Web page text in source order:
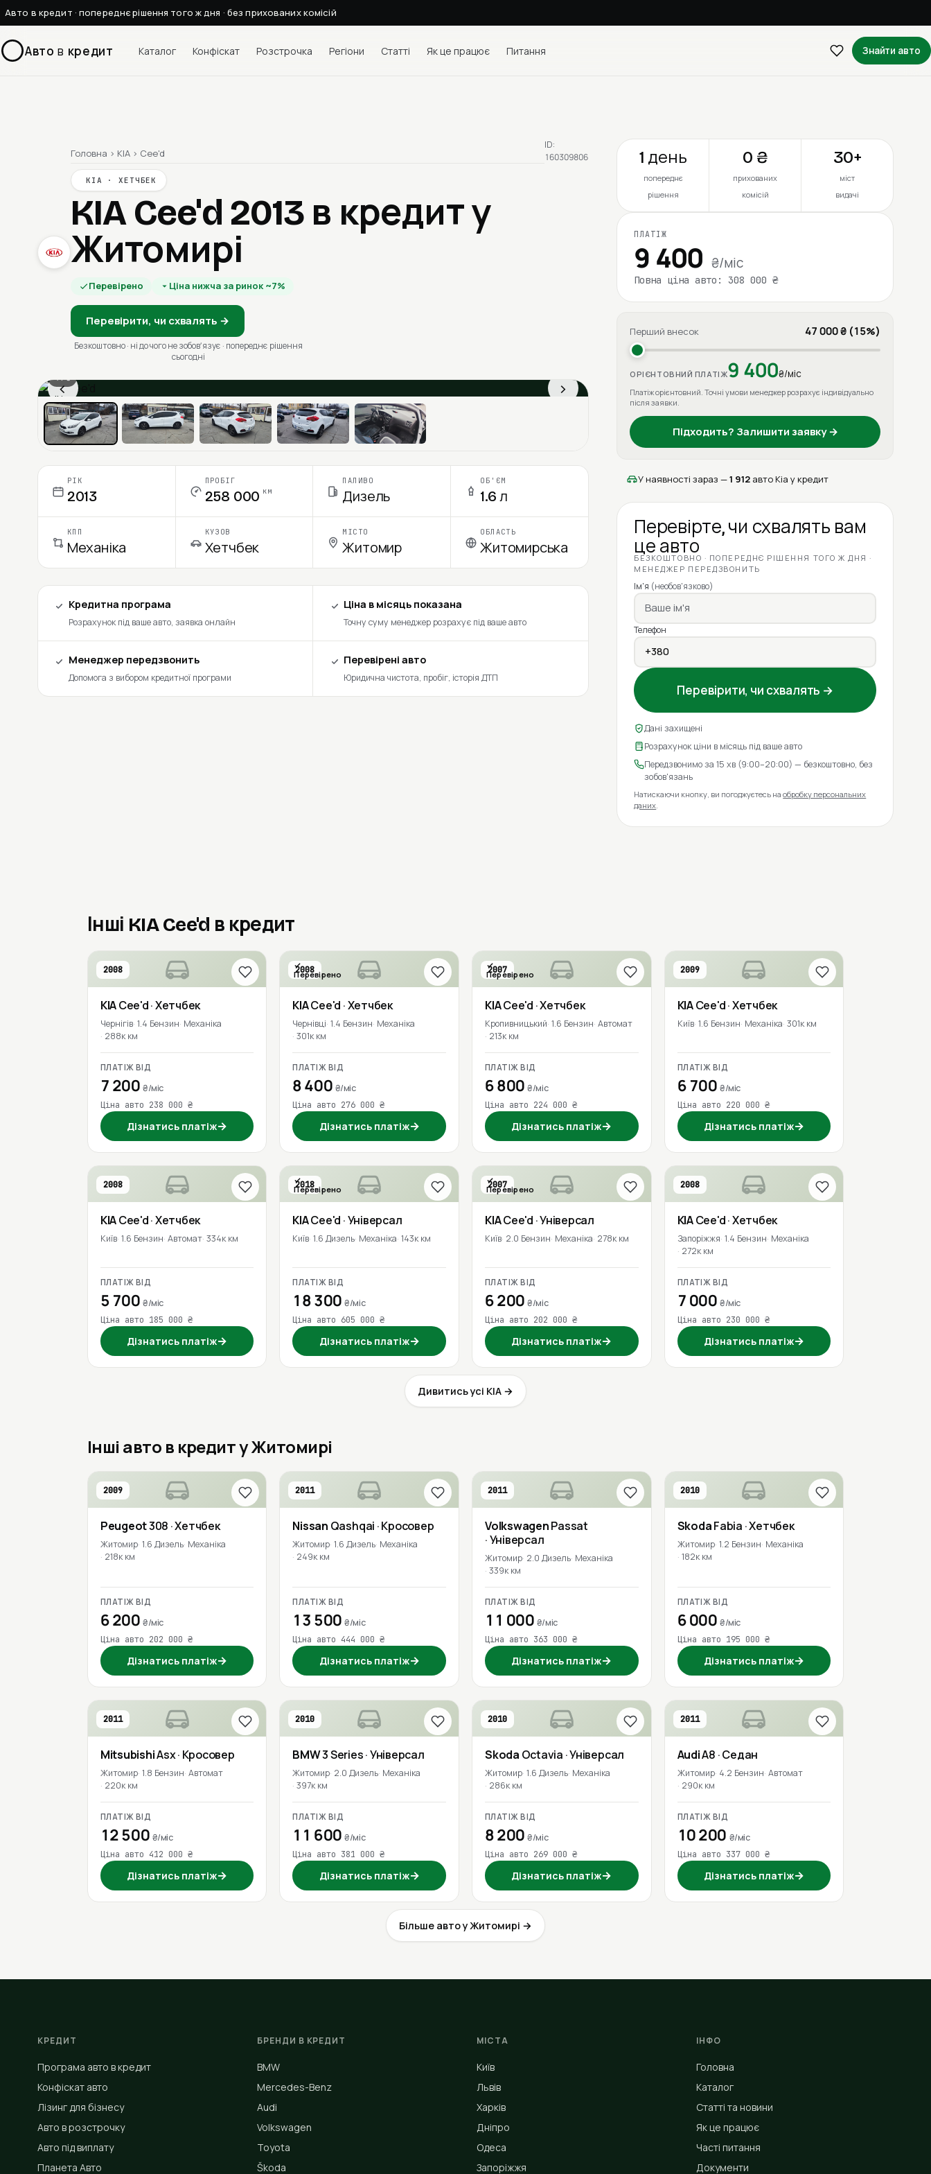
Авто в кредит · попереднє рішення того ж дня · без прихованих комісій
Авто в кредит Каталог Конфіскат Розстрочка Регіони Статті Як це працює Питання Знайти авто
Головна › KIA › Cee'd
KIA · ХЕТЧБЕК
KIA Cee'd 2013 в кредит у
Житомирі
Перевірено Ціна нижча за ринок ~7%
Перевірити, чи схвалять →
Безкоштовно · ні до чого не зобовʼязує · попереднє рішення
сьогодні
ID:
160309806
‹ ›
1 / 6
Ціна в місяць
РІК
2013
ПРОБІГ
258 000 км
ПАЛИВО
Дизель
ОБ'ЄМ
1.6 л
КПП
Механіка
КУЗОВ
Хетчбек
МІСТО
Житомир
ОБЛАСТЬ
Житомирська
Кредитна програма
Розрахунок під ваше авто, заявка онлайн
Ціна в місяць показана
Точну суму менеджер розрахує під ваше авто
Менеджер передзвонить
Допомога з вибором кредитної програми
Перевірені авто
Юридична чистота, пробіг, історія ДТП
1 день
попереднє
рішення
0 ₴
прихованих
комісій
30+
міст
видачі
ПЛАТІЖ
9 400 ₴/міс
Повна ціна авто: 308 000 ₴
Перший внесок 47 000 ₴ (15%)
ОРІЄНТОВНИЙ ПЛАТІЖ9 400₴/міс
Платіж орієнтовний. Точні умови менеджер розрахує індивідуально
після заявки.
Підходить? Залишити заявку →
У наявності зараз —1 912 авто Kia у кредит
Перевірте, чи схвалять вам
це авто
БЕЗКОШТОВНО · ПОПЕРЕДНЄ РІШЕННЯ ТОГО Ж ДНЯ ·
МЕНЕДЖЕР ПЕРЕДЗВОНИТЬ
Ім'я (необов'язково)
Телефон
Перевірити, чи схвалять →
Дані захищені
Розрахунок ціни в місяць під ваше авто
Передзвонимо за 15 хв (9:00–20:00) — безкоштовно, без
зобов'язань
Натискаючи кнопку, ви погоджуєтесь наобробку персональних
даних
Інші KIA Cee'd в кредит
2008
KIACee'd· Хетчбек
Чернігів 1.4 Бензин Механіка
288к км
ПЛАТІЖ ВІД
7 200₴/міс
Ціна авто 238 000 ₴
Дізнатись платіж→
2008
Перевірено
KIACee'd · Хетчбек
Чернівці 1.4 Бензин Механіка
301к км
ПЛАТІЖ ВІД
8 400 ₴/міс
Ціна авто 276 000 ₴
Дізнатись платіж→
2007
Перевірено
KIACee'd · Хетчбек
Кропивницький 1.6 Бензин Автомат
213к км
ПЛАТІЖ ВІД
6 800₴/міс
Ціна авто 224 000 ₴
Дізнатись платіж→
2009
KIACee'd· Хетчбек
Київ 1.6 Бензин Механіка 301к км
ПЛАТІЖ ВІД
6 700 ₴/міс
Ціна авто 220 000 ₴
Дізнатись платіж→
2008
KIACee'd· Хетчбек
Київ 1.6 Бензин Автомат 334к км
ПЛАТІЖ ВІД
5 700₴/міс
Ціна авто 185 000 ₴
Дізнатись платіж→
2018
Перевірено
KIACee'd · Універсал
Київ 1.6 Дизель Механіка 143к км
ПЛАТІЖ ВІД
18 300₴/міс
Ціна авто 605 000 ₴
Дізнатись платіж→
2007
Перевірено
KIACee'd · Універсал
Київ 2.0 Бензин Механіка 278к км
ПЛАТІЖ ВІД
6 200₴/міс
Ціна авто 202 000 ₴
Дізнатись платіж→
2008
KIACee'd· Хетчбек
Запоріжжя 1.4 Бензин Механіка
272к км
ПЛАТІЖ ВІД
7 000 ₴/міс
Ціна авто 230 000 ₴
Дізнатись платіж→
Дивитись усі KIA →
Інші авто в кредит у Житомирі
2009
Peugeot308 · Хетчбек
Житомир 1.6 Дизель Механіка
218к км
ПЛАТІЖ ВІД
6 200₴/міс
Ціна авто 202 000 ₴
Дізнатись платіж→
2011
Nissan Qashqai · Кросовер
Житомир 1.6 Дизель Механіка
249к км
ПЛАТІЖ ВІД
13 500₴/міс
Ціна авто 444 000 ₴
Дізнатись платіж→
2011
VolkswagenPassat
· Універсал
Житомир 2.0 Дизель Механіка
339к км
ПЛАТІЖ ВІД
11 000 ₴/міс
Ціна авто 363 000 ₴
Дізнатись платіж→
2010
SkodaFabia · Хетчбек
Житомир 1.2 Бензин Механіка
182к км
ПЛАТІЖ ВІД
6 000 ₴/міс
Ціна авто 195 000 ₴
Дізнатись платіж→
2011
MitsubishiAsx· Кросовер
Житомир 1.8 Бензин Автомат
220к км
ПЛАТІЖ ВІД
12 500 ₴/міс
Ціна авто 412 000 ₴
Дізнатись платіж→
2010
BMW3 Series· Універсал
Житомир 2.0 Дизель Механіка
397к км
ПЛАТІЖ ВІД
11 600₴/міс
Ціна авто 381 000 ₴
Дізнатись платіж→
2010
Skoda Octavia · Універсал
Житомир 1.6 Дизель Механіка
286к км
ПЛАТІЖ ВІД
8 200₴/міс
Ціна авто 269 000 ₴
Дізнатись платіж→
2011
AudiA8 · Седан
Житомир 4.2 Бензин Автомат
290к км
ПЛАТІЖ ВІД
10 200 ₴/міс
Ціна авто 337 000 ₴
Дізнатись платіж→
Більше авто у Житомирі →
КРЕДИТ
Програма авто в кредит
Конфіскат авто
Лізинг для бізнесу
Авто в розстрочку
Авто під виплату
Планета Авто
БРЕНДИ В КРЕДИТ
BMW
Mercedes-Benz
Audi
Volkswagen
Toyota
Škoda
МІСТА
Київ
Львів
Харків
Дніпро
Одеса
Запоріжжя
ІНФО
Головна
Каталог
Статті та новини
Як це працює
Часті питання
Документи